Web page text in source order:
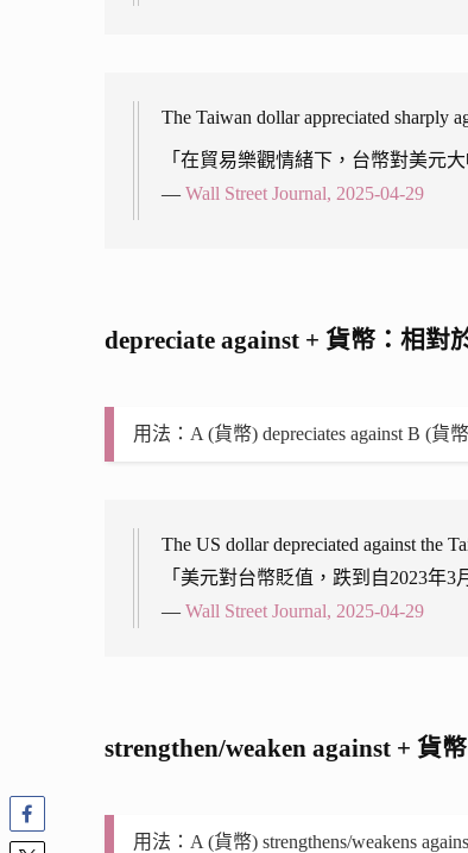
The Taiwan dollar appreciated sharply
「在貿易樂觀情緒下，台幣對美元大
— Wall Street Journal, 2025-04-29
depreciate against + 貨幣：相對
用法：A (貨幣) depreciates against B (貨
The US dollar depreciated against the
「美元對台幣貶值，跌到自2023年3
— Wall Street Journal, 2025-04-29
strengthen/weaken against + 貨
用法：A (貨幣) strengthens/weakens